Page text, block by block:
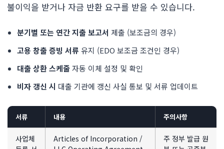
불이익을 받거나 자금 반환 요구를 받을 수 있습니다.
분기별 또는 연간 지출 보고서 제출 (보조금의 경우)
고용 창출 증빙 서류 유지 (EDO 보조금 조건인 경우)
대출 상환 스케줄자동 이체 설정 및 확인
비자 갱신 시 대출 기관에 갱신 사실 통보 및 서류 업데이트
서류 내용 주의사항
사업체
Articles of Incorporation /
주 정부 발급 원